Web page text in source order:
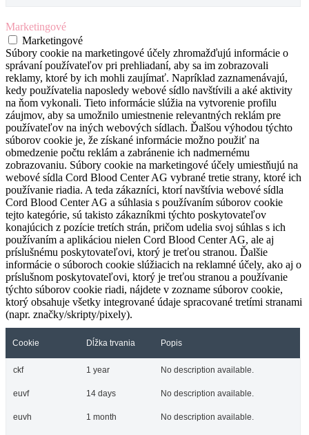
Marketingové
Marketingové
Súbory cookie na marketingové účely zhromažďujú informácie o
správaní používateľov pri prehliadaní, aby sa im zobrazovali
reklamy, ktoré by ich mohli zaujímať. Napríklad zaznamenávajú,
kedy používatelia naposledy webové sídlo navštívili a aké aktivity
na ňom vykonali. Tieto informácie slúžia na vytvorenie profilu
záujmov, aby sa umožnilo umiestnenie relevantných reklám pre
používateľov na iných webových sídlach. Ďalšou výhodou týchto
súborov cookie je, že získané informácie možno použiť na
obmedzenie počtu reklám a zabránenie ich nadmernému
zobrazovaniu. Súbory cookie na marketingové účely umiestňujú na
webové sídla Cord Blood Center AG vybrané tretie strany, ktoré ich
používanie riadia. A teda zákazníci, ktorí navštívia webové sídla
Cord Blood Center AG a súhlasia s používaním súborov cookie
tejto kategórie, sú takisto zákazníkmi týchto poskytovateľov
konajúcich z pozície tretích strán, pričom udelia svoj súhlas s ich
používaním a aplikáciou nielen Cord Blood Center AG, ale aj
príslušnému poskytovateľovi, ktorý je treťou stranou. Ďalšie
informácie o súboroch cookie slúžiacich na reklamné účely, ako aj o
príslušnom poskytovateľovi, ktorý je treťou stranou a používanie
týchto súborov cookie riadi, nájdete v zozname súborov cookie,
ktorý obsahuje všetky integrované údaje spracované tretími stranami
(napr. značky/skripty/pixely).
Cookie Dĺžka trvania Popis
ckf 1 year No description available.
euvf 14 days No description available.
euvh 1 month No description available.